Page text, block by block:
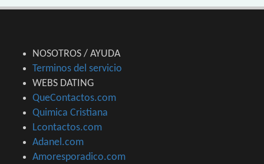
NOSOTROS / AYUDA
Terminos del servicio
WEBS DATING
QueContactos.com
Quimica Cristiana
Lcontactos.com
Adanel.com
Amoresporadico.com